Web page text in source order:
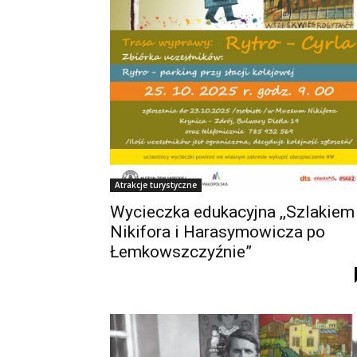
Atrakcje turystyczne
Wycieczka edukacyjna ,,Szlakiem
Nikifora i Harasymowicza po
Łemkowszczyźnie”